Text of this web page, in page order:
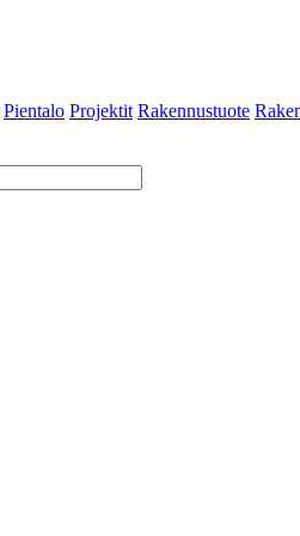
Pientalo Projektit Rakennustuote